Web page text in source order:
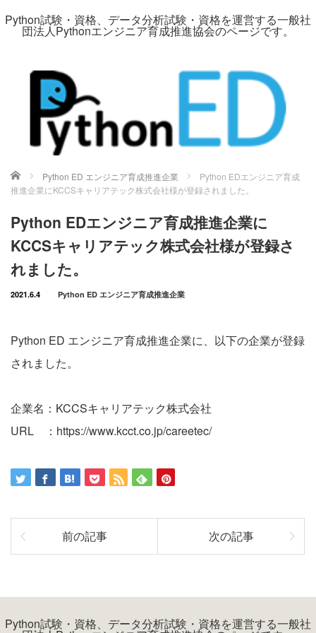
Python試験・資格、データ分析試験・資格を運営する一般社
団法人Pythonエンジニア育成推進協会のページです。
ホーム Python ED エンジニア育成推進企業
Python EDエンジニア育成
推進企業にKCCSキャリアテック株式会社様が登録されました。
Python EDエンジニア育成推進企業に
KCCSキャリアテック株式会社様が登録さ
れました。
2021.6.4 Python ED エンジニア育成推進企業
Python ED エンジニア育成推進企業に、以下の企業が登録
されました。
企業名：KCCSキャリアテック株式会社
URL ： https://www.kcct.co.jp/careetec/
前の記事 次の記事
Python試験・資格、データ分析試験・資格を運営する一般社